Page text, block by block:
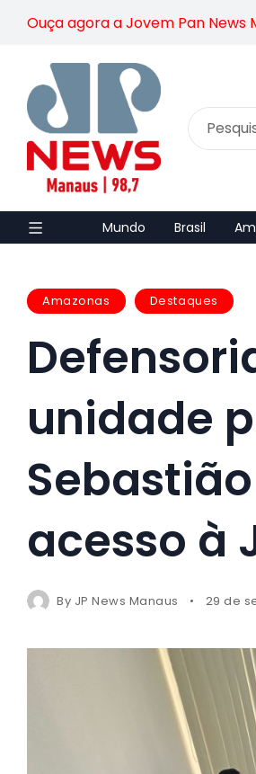
Ouça agora a Jovem Pan News
Mundo Brasil
Amazonas Destaques
unidade
acesso à
By JP News Manaus 29 de